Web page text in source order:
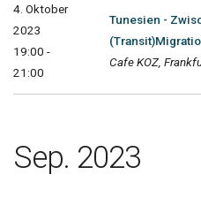
4. Oktober
2023
19:00 -
21:00
Tunesien -
Cafe KOZ,
Sep. 2023